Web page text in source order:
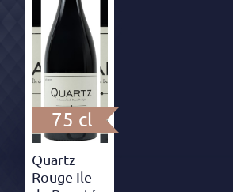
75 cl
Quartz
Rouge Ile